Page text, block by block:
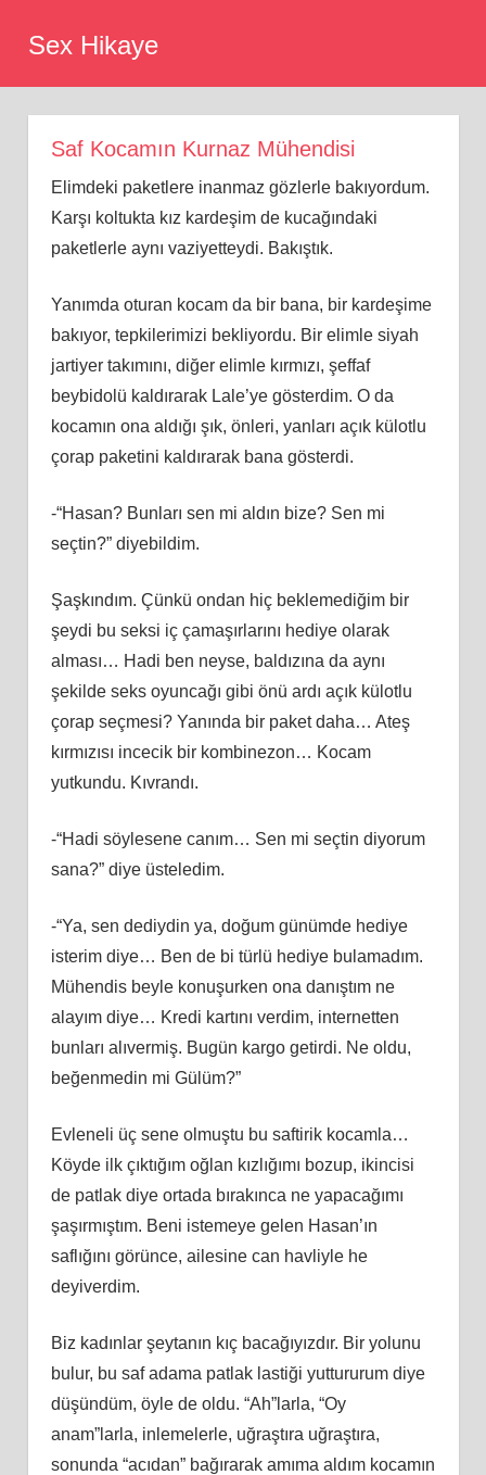
Sex Hikaye
Saf Kocamın Kurnaz Mühendisi
Elimdeki paketlere inanmaz gözlerle bakıyordum.
Karşı koltukta kız kardeşim de kucağındaki
paketlerle aynı vaziyetteydi. Bakıştık.
Yanımda oturan kocam da bir bana, bir kardeşime
bakıyor, tepkilerimizi bekliyordu. Bir elimle siyah
jartiyer takımını, diğer elimle kırmızı, şeffaf
beybidolü kaldırarak Lale’ye gösterdim. O da
kocamın ona aldığı şık, önleri, yanları açık külotlu
çorap paketini kaldırarak bana gösterdi.
-“Hasan? Bunları sen mi aldın bize? Sen mi
seçtin?” diyebildim.
Şaşkındım. Çünkü ondan hiç beklemediğim bir
şeydi bu seksi iç çamaşırlarını hediye olarak
alması… Hadi ben neyse, baldızına da aynı
şekilde seks oyuncağı gibi önü ardı açık külotlu
çorap seçmesi? Yanında bir paket daha… Ateş
kırmızısı incecik bir kombinezon… Kocam
yutkundu. Kıvrandı.
-“Hadi söylesene canım… Sen mi seçtin diyorum
sana?” diye üsteledim.
-“Ya, sen dediydin ya, doğum günümde hediye
isterim diye… Ben de bi türlü hediye bulamadım.
Mühendis beyle konuşurken ona danıştım ne
alayım diye… Kredi kartını verdim, internetten
bunları alıvermiş. Bugün kargo getirdi. Ne oldu,
beğenmedin mi Gülüm?”
Evleneli üç sene olmuştu bu saftirik kocamla…
Köyde ilk çıktığım oğlan kızlığımı bozup, ikincisi
de patlak diye ortada bırakınca ne yapacağımı
şaşırmıştım. Beni istemeye gelen Hasan’ın
saflığını görünce, ailesine can havliyle he
deyiverdim.
Biz kadınlar şeytanın kıç bacağıyızdır. Bir yolunu
bulur, bu saf adama patlak lastiği yuttururum diye
düşündüm, öyle de oldu. “Ah”larla, “Oy
anam”larla, inlemelerle, uğraştıra uğraştıra,
sonunda “acıdan” bağırarak amıma aldım kocamın